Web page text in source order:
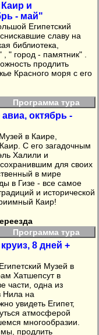
и
- май"
Египетский
славу на
библиотека,
" город - памятник" .
продлить
Красного моря с его
Программа тура
октябрь -
в Каире,
С его загадочным
Халили и
для своих
в мире
в Гизе - все самое
и исторической
Каир!
Программа тура
8 дней +
Музей в
Хатшепсут в
части, одна из
Нила на
увидеть Египет,
атмосферой
многообразии.
продлить